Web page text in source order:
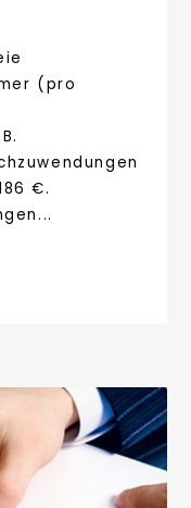
(pro
€.